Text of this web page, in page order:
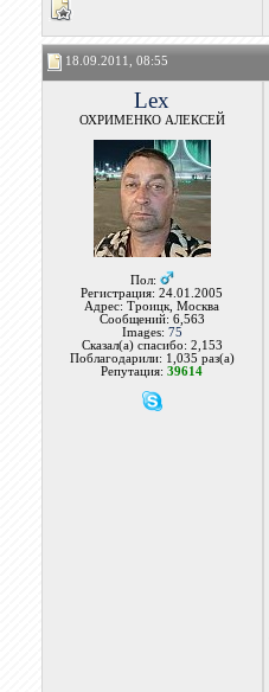
18.09.2011, 08:55
Lex
ОХРИМЕНКО АЛЕКСЕЙ
Пол:
Регистрация: 24.01.2005
Адрес: Троицк, Москва
Сообщений: 6,563
Images: 75
Сказал(а) спасибо: 2,153
Поблагодарили: 1,035 раз(а)
Репутация:39614